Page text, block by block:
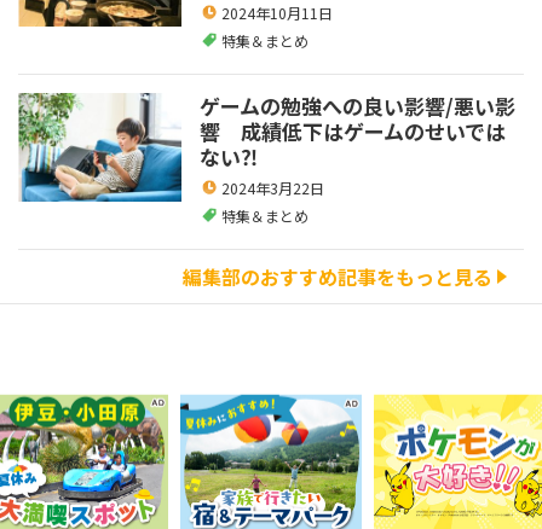
2024年10月11日
特集＆まとめ
ゲームの勉強への良い影響/悪い影
響 成績低下はゲームのせいでは
ない⁈
2024年3月22日
特集＆まとめ
編集部のおすすめ記事をもっと見る